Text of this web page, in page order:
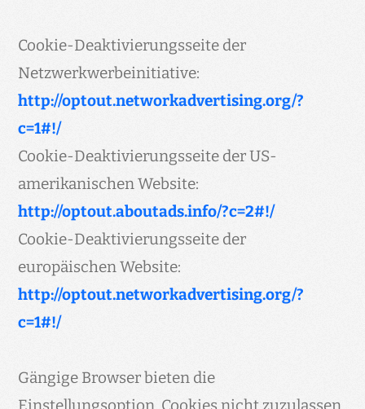
Cookie-Deaktivierungsseite der
Netzwerkwerbeinitiative:
http://optout.networkadvertising.org/?
c=1#!/
Cookie-Deaktivierungsseite der US-
amerikanischen Website:
http://optout.aboutads.info/?c=2#!/
Cookie-Deaktivierungsseite der
europäischen Website:
http://optout.networkadvertising.org/?
c=1#!/
Gängige Browser bieten die
Einstellungsoption, Cookies nicht zuzulassen.